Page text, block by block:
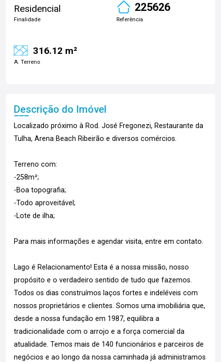
Residencial
Finalidade
225626
Referência
316.12 m²
A. Terreno
Descrição do Imóvel
Localizado próximo à Rod. José Fregonezi, Restaurante da
Tulha, Arena Beach Ribeirão e diversos comércios.
Terreno com:
-258m²;
-Boa topografia;
-Todo aproveitável;
-Lote de ilha;
Para mais informações e agendar visita, entre em contato.
Lago é Relacionamento! Esta é a nossa missão, nosso
propósito e o verdadeiro sentido de tudo que fazemos.
Todos os dias construímos laços fortes e indeléveis com
nossos proprietários e clientes. Somos uma imobiliária que,
desde a nossa fundação em 1987, equilibra a
tradicionalidade com o arrojo e a força comercial da
atualidade. Temos mais de 140 funcionários e parceiros de
negócios e ao longo da nossa caminhada já administramos